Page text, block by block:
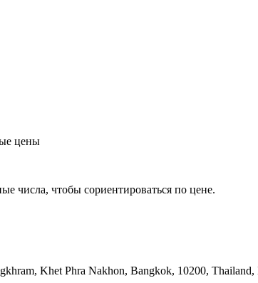
цены
числа, чтобы сориентироваться по цене.
Khet Phra Nakhon, Bangkok, 10200, Thailand,